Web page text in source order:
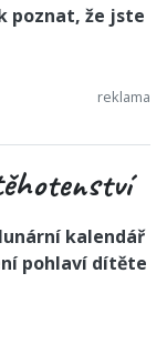
poznat, že jste
kalendář
pohlaví dítěte